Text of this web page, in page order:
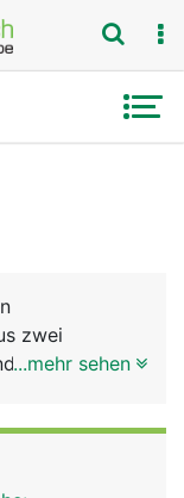
zwei
Krummdarm
Verdauung
...mehr sehen